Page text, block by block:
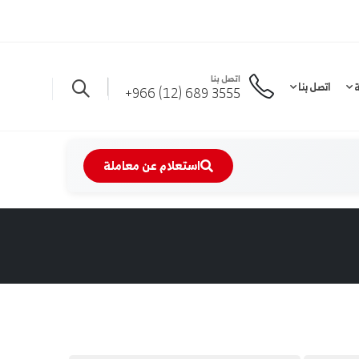
اتصل بنا اتصل بنا
3555 689 (12) 966+
استعلام عن معاملة